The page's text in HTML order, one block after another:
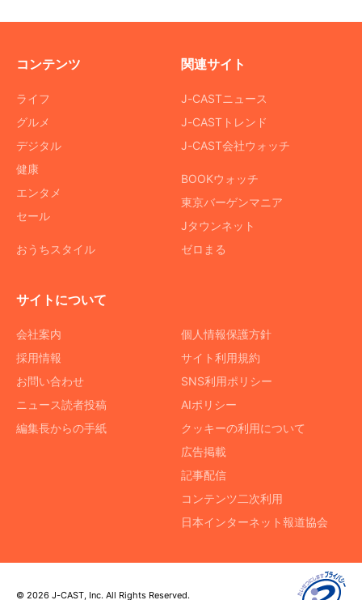
コンテンツ
ライフ
グルメ
デジタル
健康
エンタメ
セール
おうちスタイル
関連サイト
J-CASTニュース
J-CASTトレンド
J-CAST会社ウォッチ
BOOKウォッチ
東京バーゲンマニア
Jタウンネット
ゼロまる
サイトについて
会社案内
採用情報
お問い合わせ
ニュース読者投稿
編集長からの手紙
個人情報保護方針
サイト利用規約
SNS利用ポリシー
AIポリシー
クッキーの利用について
広告掲載
記事配信
コンテンツ二次利用
日本インターネット報道協会
© 2026 J-CAST, Inc. All Rights Reserved.